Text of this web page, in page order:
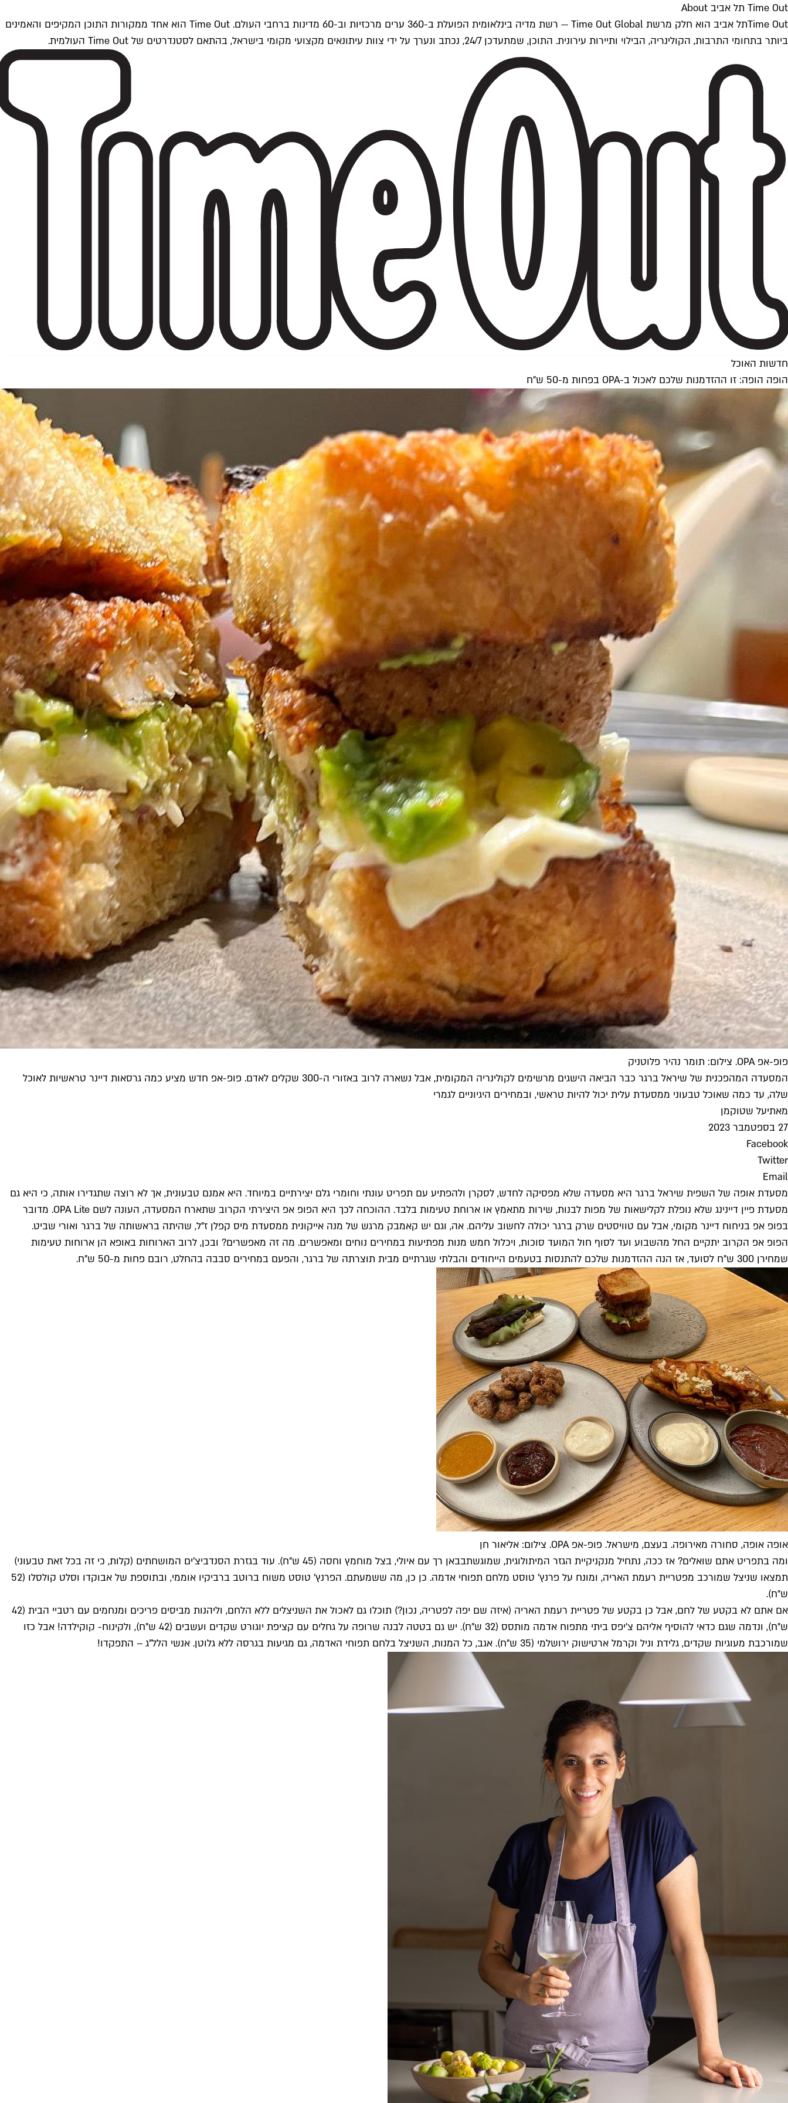
Time Out תל אביב About
Time Outתל אביב הוא חלק מרשת Time Out Global — רשת מדיה בינלאומית הפועלת ב-360 ערים מרכזיות וב-60 מדינות ברחבי העולם. Time Out הוא אחד ממקורות התוכן המקיפים והאמינים
ביותר בתחומי התרבות, הקולינריה, הבילוי ותיירות עירונית. התוכן, שמתעדכן 24/7, נכתב ונערך על ידי צוות עיתונאים מקצועי מקומי בישראל, בהתאם לסטנדרטים של Time Out העולמית.
חדשות האוכל
הופה הופה: זו ההזדמנות שלכם לאכול ב-OPA בפחות מ-50 ש"ח
פופ-אפ OPA. צילום: תומר נהיר פלוטניק
המסעדה המהפכנית של שיראל ברגר כבר הביאה הישגים מרשימים לקולינריה המקומית, אבל נשארה לרוב באזורי ה-300 שקלים לאדם. פופ-אפ חדש מציע כמה גרסאות דיינר טראשיות לאוכל
שלה, עד כמה שאוכל טבעוני ממסעדת עלית יכול להיות טראשי, ובמחירים היגיוניים לגמרי
מאתיעל שטוקמן
27 בספטמבר 2023
Facebook
Twitter
Email
מסעדת אופה של השפית שיראל ברגר היא מסעדה שלא מפסיקה לחדש, לסקרן ולהפתיע עם תפריט עונתי וחומרי גלם יצירתיים במיוחד. היא אמנם טבעונית, אך לא רוצה שתגדירו אותה, כי היא גם
מסעדת פיין דיינינג שלא נופלת לקלישאות של מפות לבנות, שירות מתאמץ או ארוחת טעימות בלבד. ההוכחה לכך היא הפופ אפ היצירתי הקרוב שתארח המסעדה, העונה לשם OPA Lite. מדובר
בפופ אפ בניחוח דיינר מקומי, אבל עם טוויסטים שרק ברגר יכולה לחשוב עליהם. אה, וגם יש קאמבק מרגש של מנה אייקונית ממסעדת מיס קפלן ז"ל, שהיתה בראשותה של ברגר ואורי שביט.
הפופ אפ הקרוב יתקיים החל מהשבוע ועד לסוף חול המועד סוכות, ויכלול חמש מנות מפתיעות במחירים נוחים ומאפשרים. מה זה מאפשרים? ובכן, לרוב הארוחות באופא הן ארוחות טעימות
שמחירן 300 ש"ח לסועד, אז הנה ההזדמנות שלכם להתנסות בטעמים הייחודים והבלתי שגרתיים מבית תוצרתה של ברגר, והפעם במחירים סבבה בהחלט, רובם פחות מ-50 ש"ח.
אופה אופה, סחורה מאירופה. בעצם, מישראל. פופ-אפ OPA. צילום: אליאור חן
ומה בתפריט אתם שואלים? אז ככה, נתחיל מנקניקיית הגזר המיתולוגית, שמוגשת
בבאן רך עם איולי, בצל מוחמץ וחסה (45 ש"ח). עוד בגזרת הסנדביצ'ים המושחתים (קלות, כי זה בכל זאת טבעוני)
תמצאו שניצל שמורכב מפטריית רעמת האריה, ומונח על פרנץ' טוסט מלחם תפוחי אדמה. כן כן, מה ששמעתם. הפרנץ' טוסט משוח ברוטב ברביקיו אוממי, ובתוספת של אבוקדו וסלט קולסלו (52
ש"ח).
אם אתם לא בקטע של לחם, אבל כן בקטע של פטריית רעמת האריה (איזה שם יפה לפטריה, נכון?) תוכלו גם לאכול את השניצלים ללא הלחם, וליהנות מביסים פריכים ומנחמים עם רטביי הבית (42
ש"ח), ונדמה שגם כדאי להוסיף אליהם צ'יפס ביתי מתפוח אדמה מותסס (32 ש"ח). יש גם בטטה לבנה שרופה על גחלים עם קציפת יוגורט שקדים ועשבים (42 ש"ח), ולקינוח- קוקילדה! אבל כזו
שמורכבת מעוגיות שקדים, גלידת וניל וקרמל ארטישוק ירושלמי (35 ש"ח). אגב, כל המנות, השניצל בלחם תפוחי האדמה, גם מגיעות בגרסה ללא גלוטן. אנשי הלל"ג – התפקדו!